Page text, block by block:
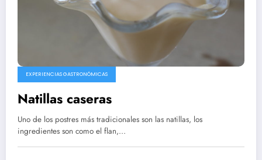
EXPERIENCIAS GASTRONÓMICAS
Natillas caseras
Uno de los postres más tradicionales son las natillas, los
ingredientes son como el flan,…